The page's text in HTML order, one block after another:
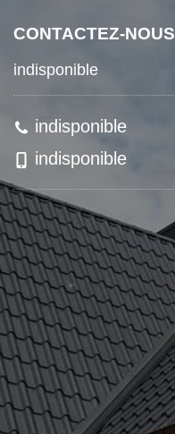
CONTACTEZ-NOUS
indisponible
indisponible
indisponible